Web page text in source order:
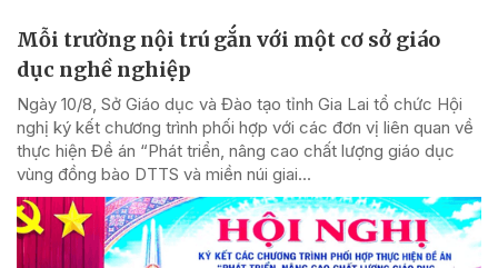
Mỗi trường nội trú gắn với một cơ sở giáo
dục nghề nghiệp
Ngày 10/8, Sở Giáo dục và Đào tạo tỉnh Gia Lai tổ chức Hội
nghị ký kết chương trình phối hợp với các đơn vị liên quan về
thực hiện Đề án “Phát triển, nâng cao chất lượng giáo dục
vùng đồng bào DTTS và miền núi giai...